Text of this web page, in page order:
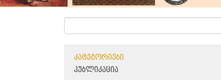
ᲙᲐᲢᲔᲒᲝᲠᲘᲔᲑᲘ
ᲞᲣᲑᲚᲘᲙᲐᲪᲘᲐ